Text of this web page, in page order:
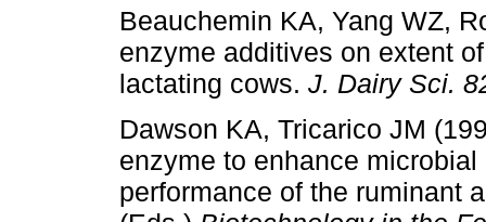
Beauchemin KA, Yang WZ,
enzyme additives on extent
lactating cows. J. Dairy Sci.
Dawson KA, Tricarico JM
enzyme to enhance
performance of the ruminant